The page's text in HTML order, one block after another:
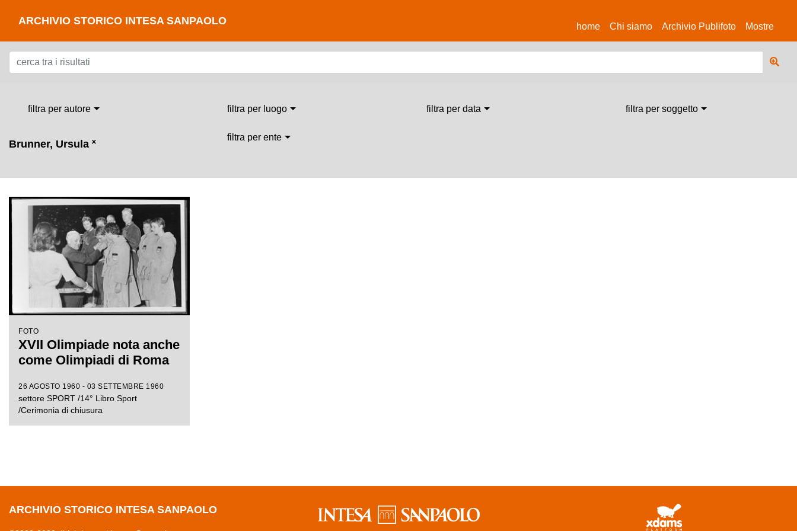
ARCHIVIO STORICO INTESA SANPAOLO home(current)
Chi siamo Archivio Publifoto Mostre
filtra per autore filtra per luogo filtra per data filtra per soggetto
Brunner, Ursula ˟
filtra per ente
FOTO
XVII Olimpiade nota anche
come Olimpiadi di Roma
26 AGOSTO 1960 - 03 SETTEMBRE 1960
settore SPORT /14° Libro Sport
/Cerimonia di chiusura
ARCHIVIO STORICO INTESA SANPAOLO